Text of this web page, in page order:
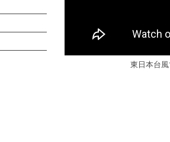
東日本台